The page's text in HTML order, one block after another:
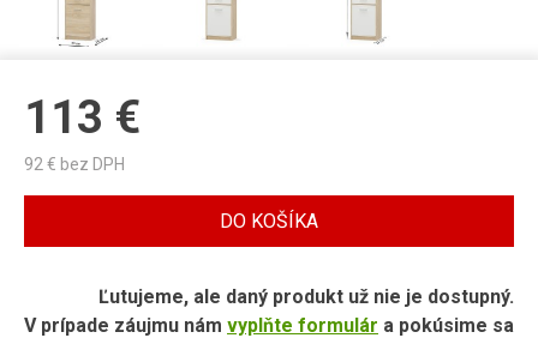
113 €
92 € bez DPH
DO KOŠÍKA
Ľutujeme, ale daný produkt už nie je dostupný.
V prípade záujmu nám vyplňte formulár a pokúsime sa